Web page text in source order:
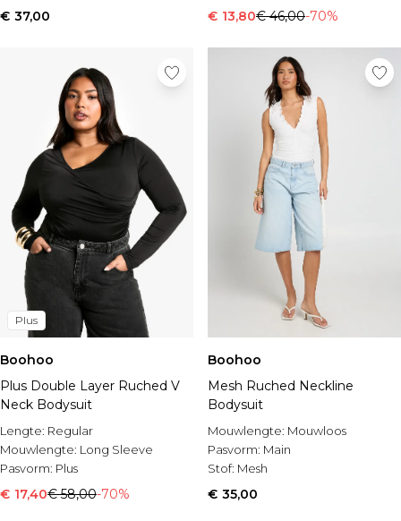
€ 37,00 € 13,80€ 46,00-70%
Plus
Boohoo
Plus Double Layer Ruched V
Neck Bodysuit
Lengte: Regular
Mouwlengte: Long Sleeve
Pasvorm: Plus
€ 17,40€ 58,00-70%
Boohoo
Mesh Ruched Neckline
Bodysuit
Mouwlengte: Mouwloos
Pasvorm: Main
Stof: Mesh
€ 35,00